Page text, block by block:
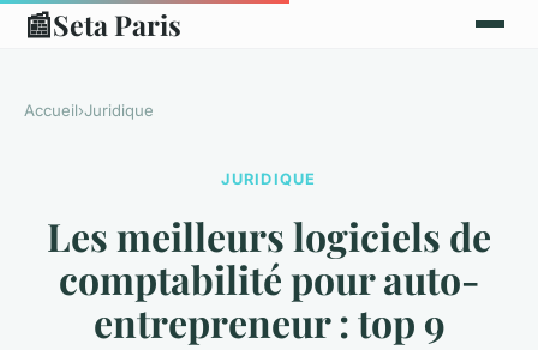
📰Seta Paris
Accueil›Juridique
JURIDIQUE
Les meilleurs logiciels de
comptabilité pour auto-
entrepreneur : top 9